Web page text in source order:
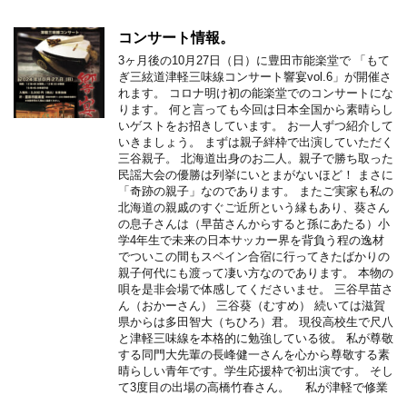
コンサート情報。
3ヶ月後の10月27日（日）に豊田市能楽堂で 「もて
ぎ三絃道津軽三味線コンサート響宴vol.6」が開催さ
れます。 コロナ明け初の能楽堂でのコンサートにな
ります。 何と言っても今回は日本全国から素晴らし
いゲストをお招きしています。 お一人ずつ紹介して
いきましょう。 まずは親子絆枠で出演していただく
三谷親子。 北海道出身のお二人。親子で勝ち取った
民謡大会の優勝は列挙にいとまがないほど！ まさに
「奇跡の親子」なのであります。 またご実家も私の
北海道の親戚のすぐご近所という縁もあり、葵さん
の息子さんは（早苗さんからすると孫にあたる）小
学4年生で未来の日本サッカー界を背負う程の逸材
でついこの間もスペイン合宿に行ってきたばかりの
親子何代にも渡って凄い方なのであります。 本物の
唄を是非会場で体感してくださいませ。 三谷早苗さ
ん（おかーさん） 三谷葵（むすめ） 続いては滋賀
県からは多田智大（ちひろ）君。 現役高校生で尺八
と津軽三味線を本格的に勉強している彼。 私が尊敬
する同門大先輩の長峰健一さんを心から尊敬する素
晴らしい青年です。学生応援枠で初出演です。 そし
て3度目の出場の高橋竹春さん。 私が津軽で修業